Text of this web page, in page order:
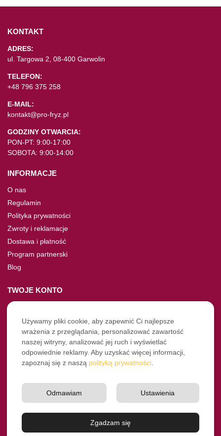
KONTAKT
ADRES:
ul. Targowa 2, 08-400 Garwolin
TELEFON:
+48 796 375 258
E-MAIL:
kontakt@pro-fryz.pl
GODZINY OTWARCIA:
PON-PT: 9:00-17:00
SOBOTA: 9:00-14:00
INFORMACJE
O nas
Regulamin
Polityka prywatności
Zwroty i reklamacje
Dostawa i płatność
Program partnerski
Blog
TWOJE KONTO
Moje konto
Nie pamiętasz hasła?
Twoje zamówienia
NASZE SOCIALE
Instagram
© Pro-Fryz.pl 2021-2026
Używamy pliki cookie, aby zapewnić Ci najlepsze
wrażenia z przeglądania, personalizować zawartość
naszej witryny, analizować jej ruch i wyświetlać
odpowiednie reklamy. Aby uzyskać więcej informacji,
zapoznaj się z naszą polityką prywatności
Zgadzam się
Ustawienia
Odmawiam